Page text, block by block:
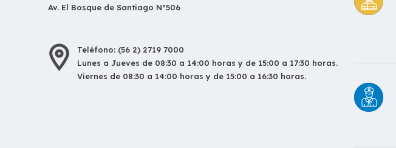
Av. El Bosque de Santiago N°506
Teléfono: (56 2) 2719 7000
Lunes a Jueves de 08:30 a 14:00 horas y de 15:00 a 17:30 horas.
Viernes de 08:30 a 14:00 horas y de 15:00 a 16:30 horas.